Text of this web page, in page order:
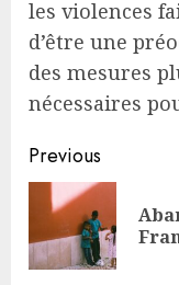
les violences
d’être une
des mesures
nécessaires
Continue
Reading
Previous